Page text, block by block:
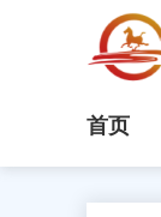
首页